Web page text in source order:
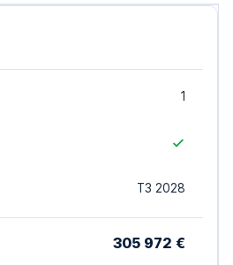
1
T3 2028
305 972 €